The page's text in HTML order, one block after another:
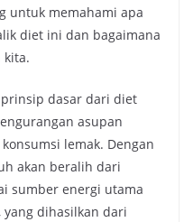
untuk memahami apa
diet ini dan bagaimana
kita.
dasar dari diet
asupan
lemak. Dengan
akan beralih dari
sumber energi utama
dihasilkan dari